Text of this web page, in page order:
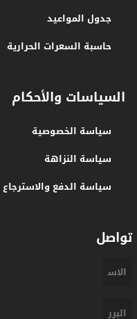
جدول المواعيد
حاسبة السعرات الحرارية
السياسات والأحكام
سياسة الخصوصية
سياسة النزاهة
سياسة الدفع والاسترجاع
تواصل